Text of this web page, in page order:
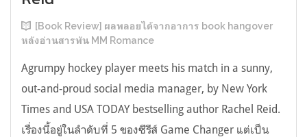
[Book Review] ผลพลอยได้จากอาการ book hangover
หลังอ่านสารพัน MM Romance
Agrumpy hockey player meets his match in a sunny,
out-and-proud social media manager, by New York
Times and USA TODAY bestselling author Rachel Reid.
เรื่องนี้อยู่ในลำดับที่ 5 ของซีรีส์ Game Changer แต่เป็น